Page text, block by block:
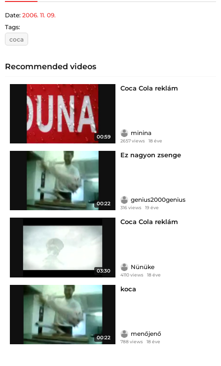
Date: 2006. 11. 09.
Tags:
coca
Recommended videos
00:59
Coca Cola reklám
minina
2657 views 18 éve
00:22
Ez nagyon zsenge
genius2000genius
316 views 19 éve
03:30
Coca Cola reklám
Nünüke
4110 views 18 éve
00:22
koca
menőjenő
788 views 18 éve